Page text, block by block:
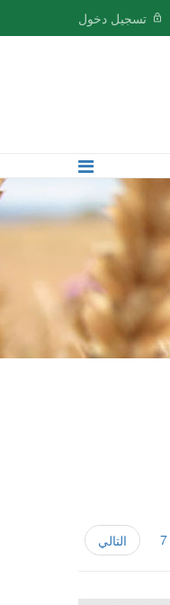
تسجيل دخول
7 التالي